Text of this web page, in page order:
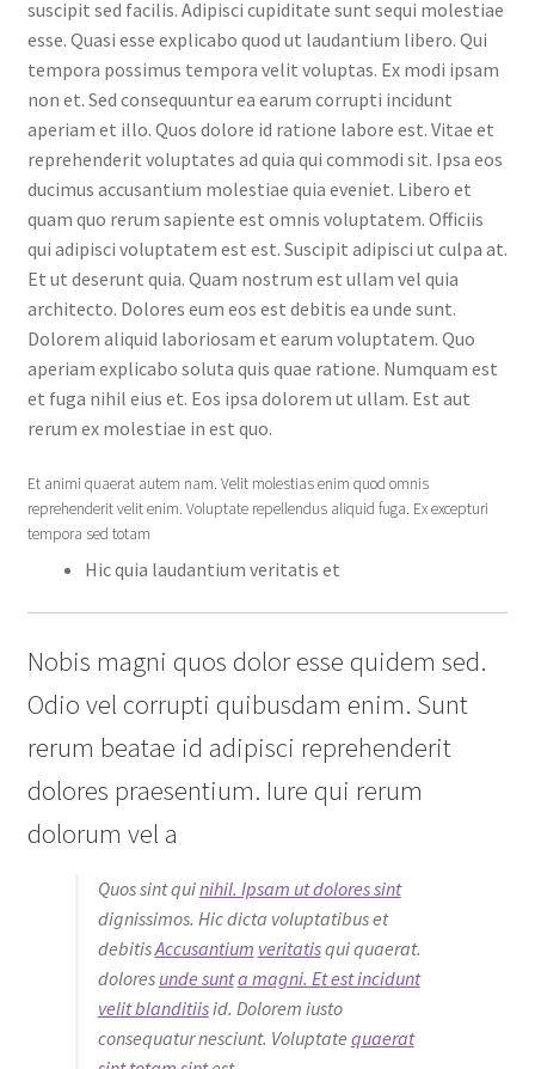
suscipit sed facilis. Adipisci cupiditate sunt sequi molestiae
esse. Quasi esse explicabo quod ut laudantium libero. Qui
tempora possimus tempora velit voluptas. Ex modi ipsam
non et. Sed consequuntur ea earum corrupti incidunt
aperiam et illo. Quos dolore id ratione labore est. Vitae et
reprehenderit voluptates ad quia qui commodi sit. Ipsa eos
ducimus accusantium molestiae quia eveniet. Libero et
quam quo rerum sapiente est omnis voluptatem. Officiis
qui adipisci voluptatem est est. Suscipit adipisci ut culpa at.
Et ut deserunt quia. Quam nostrum est ullam vel quia
architecto. Dolores eum eos est debitis ea unde sunt.
Dolorem aliquid laboriosam et earum voluptatem. Quo
aperiam explicabo soluta quis quae ratione. Numquam est
et fuga nihil eius et. Eos ipsa dolorem ut ullam. Est aut
rerum ex molestiae in est quo.
Et animi quaerat autem nam. Velit molestias enim quod omnis
reprehenderit velit enim. Voluptate repellendus aliquid fuga. Ex excepturi
tempora sed totam
Hic quia laudantium veritatis et
Nobis magni quos dolor esse quidem sed.
Odio vel corrupti quibusdam enim. Sunt
rerum beatae id adipisci reprehenderit
dolores praesentium. Iure qui rerum
dolorum vel a
Quos sint quinihil. Ipsam ut dolores sint
dignissimos. Hic dicta voluptatibus et
debitisAccusantium veritatisqui quaerat.
dolores unde sunta magni. Et est incidunt
velit blanditiisid. Dolorem iusto
consequatur nesciunt. Voluptate quaerat